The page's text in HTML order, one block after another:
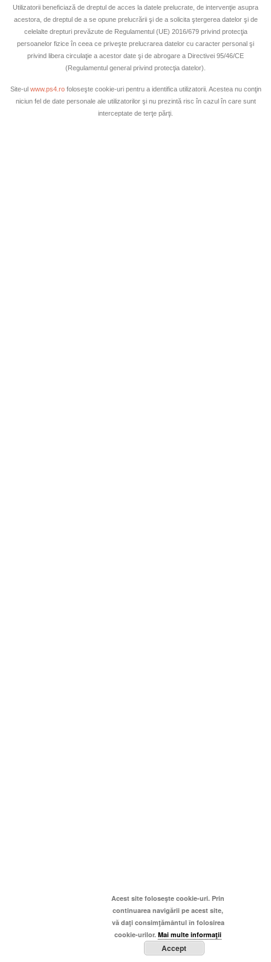
Utilizatorii beneficiază de dreptul de acces la datele prelucrate, de intervenţie asupra
acestora, de dreptul de a se opune prelucrării şi de a solicita ştergerea datelor şi de
celelalte drepturi prevăzute de Regulamentul (UE) 2016/679 privind protecţia
persoanelor fizice în ceea ce priveşte prelucrarea datelor cu caracter personal şi
privind libera circulaţie a acestor date şi de abrogare a Directivei 95/46/CE
(Regulamentul general privind protecţia datelor).
Site-ul www.ps4.rofoloseşte cookie-uri pentru a identifica utilizatorii. Acestea nu conţin
niciun fel de date personale ale utilizatorilor şi nu prezintă risc în cazul în care sunt
interceptate de terţe părţi.
Acest site foloseşte cookie-uri. Prin
continuarea navigării pe acest site,
vă daţi consimţământul în folosirea
cookie-urilor. Mai multe informaţii
Accept